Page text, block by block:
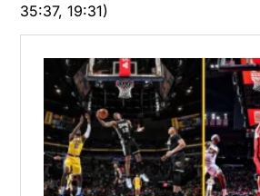
35:37, 19:31)